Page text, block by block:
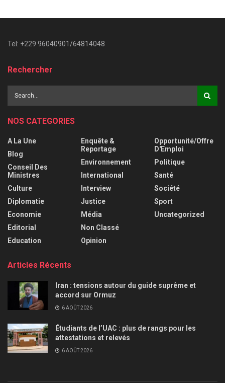
Tel: +229 96040901/64814048
Rechercher
NOS CATEGORIES
A La Une
Blog
Conseil Des
Ministres
Culture
Diplomatie
Economie
Editorial
Education
Enquête &
Reportage
Environnement
International
Interview
Justice
Média
Non Classé
Opinion
Opportunité/Offre
D'Emploi
Politique
Santé
Société
Sport
Uncategorized
Articles Récents
Iran : tensions autour du guide suprême et
accord sur Ormuz
6 AOÛT 2026
Étudiants de l’UAC : plus de rangs pour les
attestations et relevés
6 AOÛT 2026